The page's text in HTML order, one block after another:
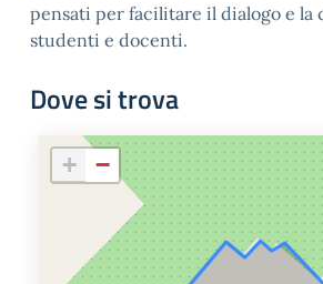
pensati per facilitare il dialogo e la
studenti e docenti.
Dove si trova
+ −